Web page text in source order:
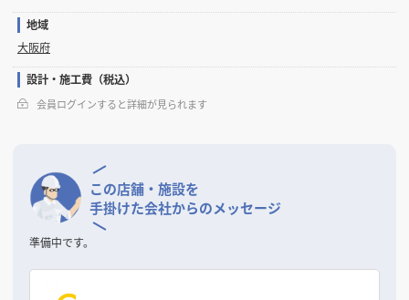
地域
大阪府
設計・施工費（税込）
会員ログインすると詳細が見られます
この店舗・施設を
手掛けた会社からのメッセージ
準備中です。